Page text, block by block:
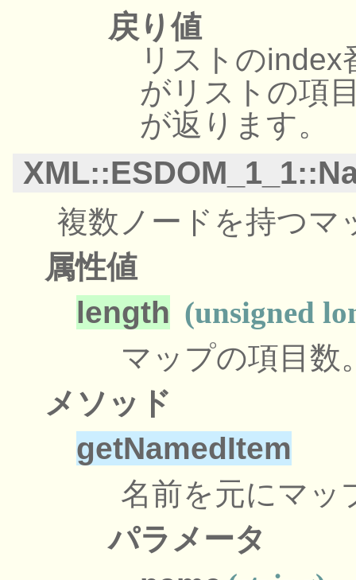
戻り値
リストの
がリストの項
が返ります。
複数ノードを持つマ
属性値
length (unsigned
マップの項目数
メソッド
getNamedItem
名前を元にマッ
パラメータ